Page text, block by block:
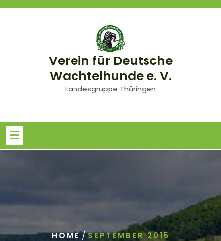
Skip
Verein für Deutsche
Wachtelhunde e. V.
Landesgruppe Thüringen
HOME/SEPTEMBER 2015